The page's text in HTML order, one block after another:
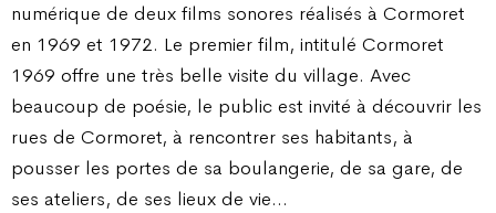
numérique de deux films sonores réalisés à Cormoret
en 1969 et 1972. Le premier film, intitulé Cormoret
1969 offre une très belle visite du village. Avec
beaucoup de poésie, le public est invité à découvrir les
rues de Cormoret, à rencontrer ses habitants, à
pousser les portes de sa boulangerie, de sa gare, de
ses ateliers, de ses lieux de vie…